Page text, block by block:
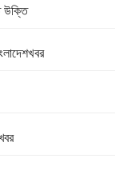
উক্তি